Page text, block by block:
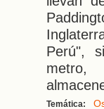
Perú",
Temática: